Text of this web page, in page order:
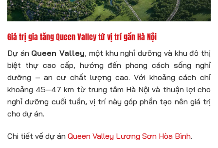
Giá trị gia tăng Queen Valley từ vị trí gần Hà Nội
Dự án Queen Valley, một khu nghỉ dưỡng và khu đô thị
biệt thự cao cấp, hướng đến phong cách sống nghỉ
dưỡng – an cư chất lượng cao. Với khoảng cách chỉ
khoảng 45–47 km từ trung tâm Hà Nội và thuận lợi cho
nghỉ dưỡng cuối tuần, vị trí này góp phần tạo nên giá trị
cho dự án.
Chi tiết về dự án Queen Valley Lương Sơn Hòa Bình.